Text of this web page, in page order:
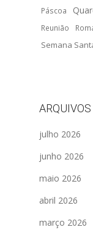
Páscoa
Reunião
Semana
ARQUIVOS
julho 2026
junho 2026
maio 2026
abril 2026
março 2026